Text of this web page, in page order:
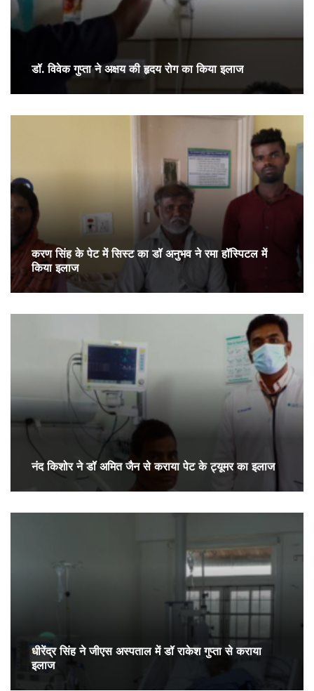
डॉ. विवेक गुप्ता ने अक्षय की हृदय रोग का किया इलाज
करण सिंह के पेट में सिस्ट का डॉ अनुभव ने रमा हॉस्पिटल में
किया इलाज
नंद किशोर ने डॉ अमित जैन से कराया पेट के ट्यूमर का इलाज
धीरेंद्र सिंह ने जीएस अस्पताल में डॉ राकेश गुप्ता से कराया
इलाज